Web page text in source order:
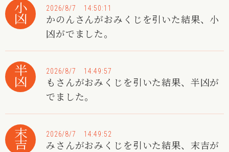
小凶 2026/8/7 14:50:11
かのんさんがおみくじを引いた結果、小
凶がでました。
半凶 2026/8/7 14:49:57
もさんがおみくじを引いた結果、半凶が
でました。
末吉 2026/8/7 14:49:52
みさんがおみくじを引いた結果、末吉が